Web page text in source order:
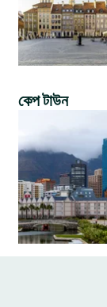
কেপ টাউন